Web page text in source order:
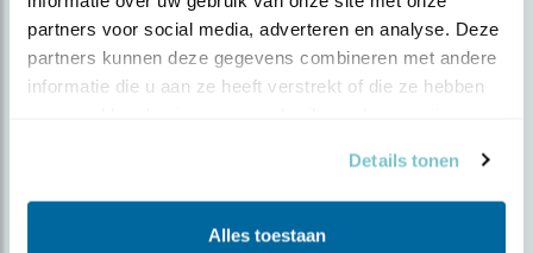
partners voor social media, adverteren en analyse. Deze
partners kunnen deze gegevens combineren met andere
informatie die u aan ze heeft verstrekt of die ze hebben
Details tonen
Alles toestaan
BADENDE KLUUT
Door Mitchel Izeboud | Geplaatst op dinsdag 18
Nabij Den Helder heb je de balgzandpolder
kan waarnemen. Per toeval kwam deze kluut